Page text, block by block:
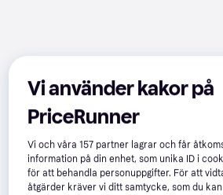
Vi använder kakor på
PriceRunner
Vi och våra157 partner lagrar och får
information på din enhet, som unika ID i
för att behandla personuppgifter. För att
åtgärder kräver vi ditt samtycke, som du kan